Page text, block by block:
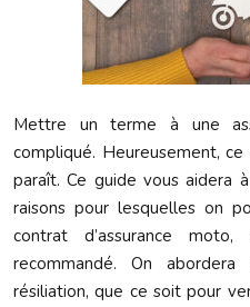
Mettre un terme à une
compliqué. Heureusement, ce
paraît. Ce guide vous aidera
raisons pour lesquelles on
contrat d’assurance
recommandé. On
résiliation, que ce soit pour